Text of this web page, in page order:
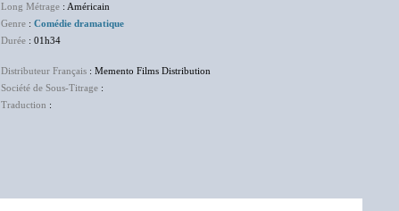
Long Métrage : Américain
Genre : Comédie dramatique
Durée : 01h34
Distributeur Français : Memento Films Distribution
Société de Sous-Titrage :
Traduction :